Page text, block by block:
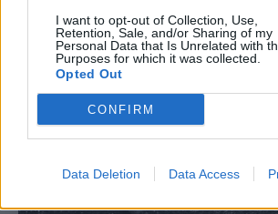
I want to opt-out of Collection, Use,
Retention, Sale, and/or Sharing of my
Personal Data that Is Unrelated with
Purposes for which it was collected.
Opted Out
CONFIRM
Data Deletion Data Access